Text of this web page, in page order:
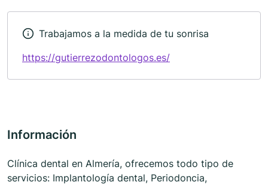
Trabajamos a la medida de tu sonrisa
https://gutierrezodontologos.es/
Información
Clínica dental en Almería, ofrecemos todo tipo de
servicios: Implantología dental, Periodoncia,